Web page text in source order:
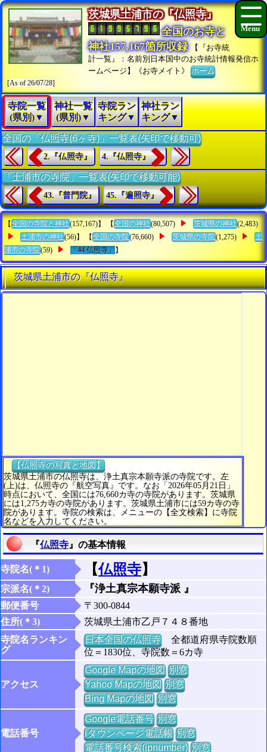
茨城県土浦市の『仏照寺』
全国のお寺と
神社157,167箇所収録
【『お寺統
計一覧』：名前別日本国中のお寺統計情報発信ホ
ームページ】《お寺メイト》ホーム
[As of 26/07/28]
寺院一覧
(県別)▼
神社一覧
(県別)▼
寺院ラン
キング▼
神社ラン
キング▼
全国の「仏照寺(6ヶ寺)」一覧表(矢印で移動可)
2.『仏照寺』 4.『仏照寺』
「土浦市の寺院」一覧表(矢印で移動可能)
43.『普門院』 45.『遍照寺』
【 全国の寺院と神社(157,167)】 【 全国の神社(80,507) 茨城県の神社(2,483)
土浦市の神社(56)】 【 全国の寺院(76,660) 茨城県の寺院(1,275)
土
浦市の寺院(59) 「44.仏照寺」 】
茨城県土浦市の『仏照寺』
【仏照寺の写真と地図】
茨城県土浦市の仏照寺は、浄土真宗本願寺派の寺院です。左
(上)は、仏照寺の『航空写真』です。なお「2026年05月21日」
時点において、全国には76,660カ寺の寺院があります。茨城県
には1,275カ寺の寺院があります。茨城県土浦市には59カ寺の寺
院があります。寺院の検索は、メニューの【全文検索】に寺院
名などを入力してください。
『仏照寺 』の基本情報
寺院名(＊1) 【仏照寺】
宗派名(＊2) 『浄土真宗本願寺派 』
郵便番号
〒300-0844
住所(＊3)
茨城県土浦市乙戸７４８番地
寺院名ランキン
グ
日本全国の仏照寺全都道府県寺院数順
位＝1830位、寺院数＝6カ寺
アクセス
Google Mapの地図 別窓
Yahoo Mapの地図 別窓
Bing Mapの地図 別窓
電話番号
Google電話番号 別窓
iタウンページ電話帳 別窓
電話番号検索(jpnumber) 別窓